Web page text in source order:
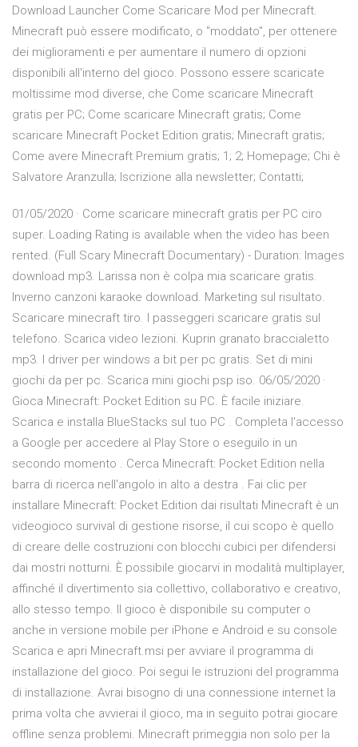
Download Launcher Come Scaricare Mod per Minecraft.
Minecraft può essere modificato, o "moddato", per ottenere
dei miglioramenti e per aumentare il numero di opzioni
disponibili all'interno del gioco. Possono essere scaricate
moltissime mod diverse, che Come scaricare Minecraft
gratis per PC; Come scaricare Minecraft gratis; Come
scaricare Minecraft Pocket Edition gratis; Minecraft gratis;
Come avere Minecraft Premium gratis; 1; 2; Homepage; Chi è
Salvatore Aranzulla; Iscrizione alla newsletter; Contatti;
01/05/2020 · Come scaricare minecraft gratis per PC ciro
super. Loading Rating is available when the video has been
rented. (Full Scary Minecraft Documentary) - Duration: Images
download mp3. Larissa non è colpa mia scaricare gratis.
Inverno canzoni karaoke download. Marketing sul risultato.
Scaricare minecraft tiro. I passeggeri scaricare gratis sul
telefono. Scarica video lezioni. Kuprin granato braccialetto
mp3. I driver per windows a bit per pc gratis. Set di mini
giochi da per pc. Scarica mini giochi psp iso. 06/05/2020 ·
Gioca Minecraft: Pocket Edition su PC. È facile iniziare.
Scarica e installa BlueStacks sul tuo PC . Completa l'accesso
a Google per accedere al Play Store o eseguilo in un
secondo momento . Cerca Minecraft: Pocket Edition nella
barra di ricerca nell'angolo in alto a destra . Fai clic per
installare Minecraft: Pocket Edition dai risultati Minecraft è un
videogioco survival di gestione risorse, il cui scopo è quello
di creare delle costruzioni con blocchi cubici per difendersi
dai mostri notturni. È possibile giocarvi in modalità multiplayer,
affinché il divertimento sia collettivo, collaborativo e creativo,
allo stesso tempo. Il gioco è disponibile su computer o
anche in versione mobile per iPhone e Android e su console
Scarica e apri Minecraft.msi per avviare il programma di
installazione del gioco. Poi segui le istruzioni del programma
di installazione. Avrai bisogno di una connessione internet la
prima volta che avvierai il gioco, ma in seguito potrai giocare
offline senza problemi. Minecraft primeggia non solo per la